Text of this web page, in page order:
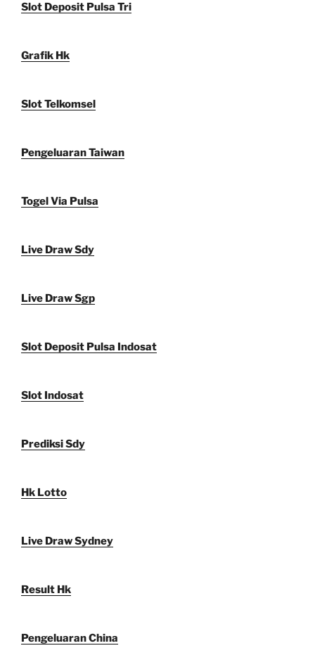
Slot Deposit Pulsa Tri
Grafik Hk
Slot Telkomsel
Pengeluaran Taiwan
Togel Via Pulsa
Live Draw Sdy
Live Draw Sgp
Slot Deposit Pulsa Indosat
Slot Indosat
Prediksi Sdy
Hk Lotto
Live Draw Sydney
Result Hk
Pengeluaran China